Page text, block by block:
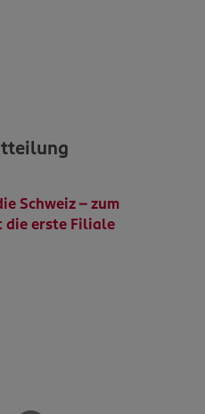
Schweiz – zum
die erste Filiale